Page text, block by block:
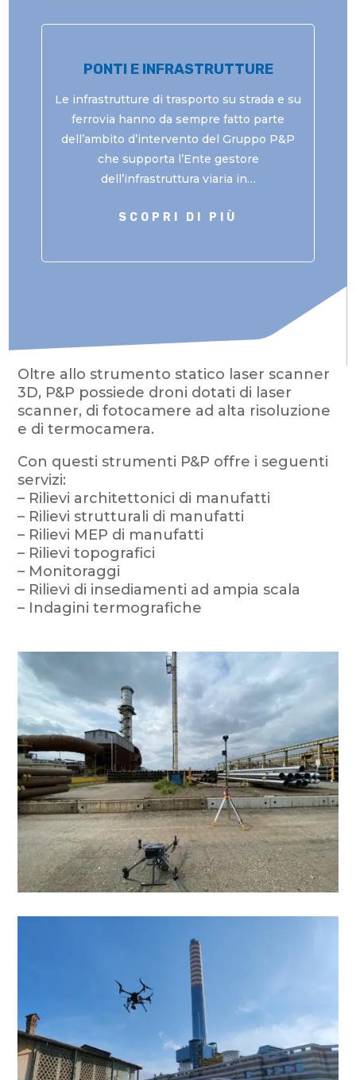
PONTI E INFRASTRUTTURE
Le infrastrutture di trasporto su strada e su
ferrovia hanno da sempre fatto parte
dell’ambito d’intervento del Gruppo P&P
che supporta l’Ente gestore
dell’infrastruttura viaria in…
SCOPRI DI PIÙ
Oltre allo strumento statico laser scanner
3D, P&P possiede droni dotati di laser
scanner, di fotocamere ad alta risoluzione
e di termocamera.
Con questi strumenti P&P offre i seguenti
servizi:
– Rilievi architettonici di manufatti
– Rilievi strutturali di manufatti
– Rilievi MEP di manufatti
– Rilievi topografici
– Monitoraggi
– Rilievi di insediamenti ad ampia scala
– Indagini termografiche